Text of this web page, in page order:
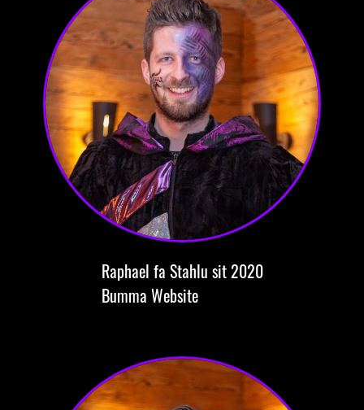
Raphael fa Stahlu sit 2020
Bumma Website